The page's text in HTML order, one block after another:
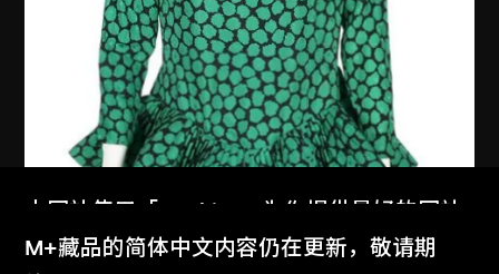
本网站使用「Cookies」为你提供最好的网站
体验。
M+藏品的简体中文内容仍在更新，敬请期